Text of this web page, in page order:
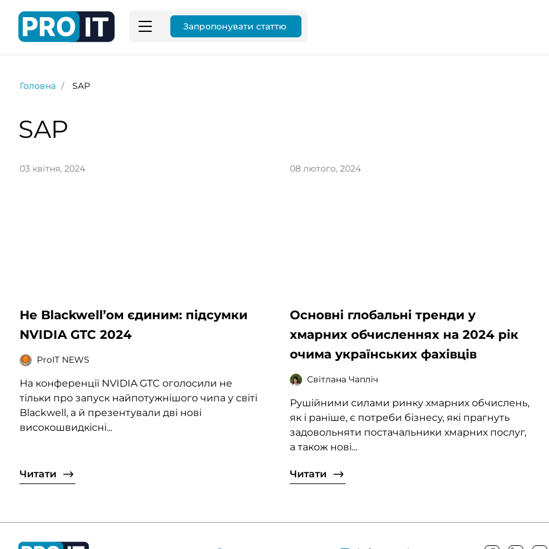
Запропонувати статтю
Головна SAP
SAP
03 квітня, 2024
Не Blackwell’ом єдиним: підсумки
NVIDIA GTC 2024
ProIT NEWS
На конференції NVIDIA GTC оголосили не
тільки про запуск найпотужнішого чипа у світі
Blackwell, а й презентували дві нові
високошвидкісні...
Читати
08 лютого, 2024
Основні глобальні тренди у
хмарних обчисленнях на 2024 рік
очима українських фахівців
Світлана Чапліч
Рушійними силами ринку хмарних обчислень,
як і раніше, є потреби бізнесу, які прагнуть
задовольняти постачальники хмарних послуг,
а також нові...
Читати